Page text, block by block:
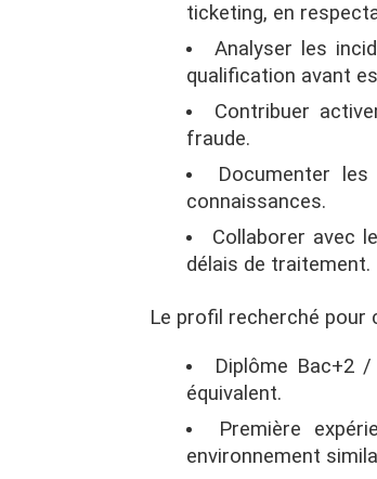
ticketing, en
Analyser les
qualification avant
Contribuer
fraude.
Documenter
connaissances.
Collaborer avec
délais de traitement.
Le profil recherché pour
Diplôme Bac+2
équivalent.
Première
environnement